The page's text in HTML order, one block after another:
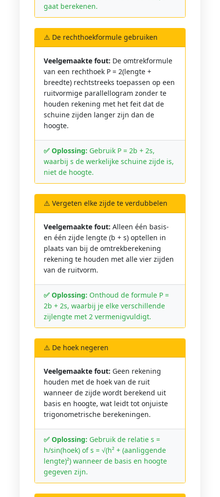
gaat berekenen.
⚠️ De rechthoekformule gebruiken
Veelgemaakte fout: De omtrekformule
van een rechthoek P = 2(lengte +
breedte) rechtstreeks toepassen op een
ruitvormige parallellogram zonder te
houden rekening met het feit dat de
schuine zijden langer zijn dan de
hoogte.
✅ Oplossing: Gebruik P = 2b + 2s,
waarbij s de werkelijke schuine zijde is,
niet de hoogte.
⚠️ Vergeten elke zijde te verdubbelen
Veelgemaakte fout: Alleen één basis-
en één zijde lengte (b + s) optellen in
plaats van bij de omtrekberekening
rekening te houden met alle vier zijden
van de ruitvorm.
✅ Oplossing: Onthoud de formule P =
2b + 2s, waarbij je elke verschillende
zijlengte met 2 vermenigvuldigt.
⚠️ De hoek negeren
Veelgemaakte fout: Geen rekening
houden met de hoek van de ruit
wanneer de zijde wordt berekend uit
basis en hoogte, wat leidt tot onjuiste
trigonometrische berekeningen.
✅ Oplossing: Gebruik de relatie s =
h/sin(hoek) of s = √(h² + (aanliggende
lengte)²) wanneer de basis en hoogte
gegeven zijn.